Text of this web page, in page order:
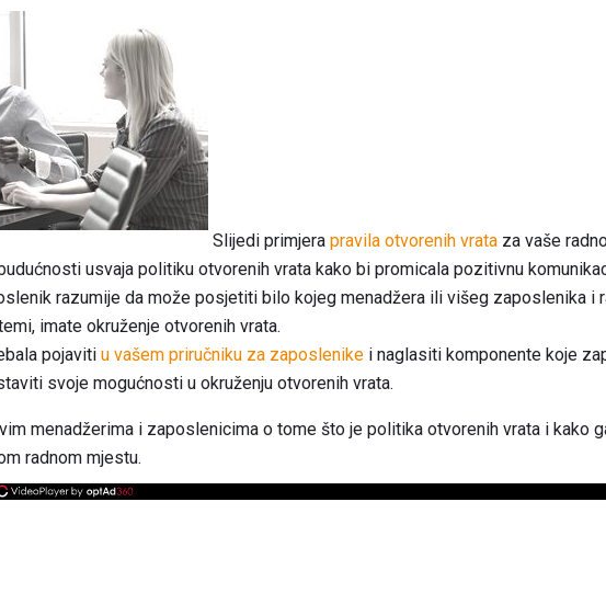
Slijedi primjera pravila otvorenih vrata za vaše
usvaja politiku otvorenih vrata kako bi promicala pozitivnu
razumije da može posjetiti bilo kojeg menadžera ili višeg zaposlenika i
imate okruženje otvorenih vrata.
pojaviti u vašem priručniku za zaposlenike i naglasiti komponente koje
svoje mogućnosti u okruženju otvorenih vrata.
menadžerima i zaposlenicima o tome što je politika otvorenih vrata i kako
radnom mjestu.